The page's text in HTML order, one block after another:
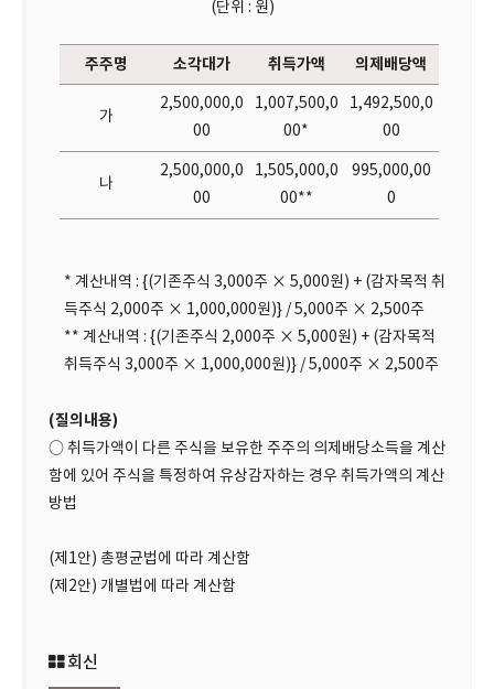
(단위 : 원)
주주명 소각대가 취득가액 의제배당액
가
2,500,000,0
00
1,007,500,0
00*
1,492,500,0
00
나
2,500,000,0
00
1,505,000,0
00**
995,000,00
0
* 계산내역 : {(기존주식 3,000주 × 5,000원) + (감자목적 취
득주식 2,000주 × 1,000,000원)} / 5,000주 × 2,500주
** 계산내역 : {(기존주식 2,000주 × 5,000원) + (감자목적
취득주식 3,000주 × 1,000,000원)} / 5,000주 × 2,500주
(질의내용)
○ 취득가액이 다른 주식을 보유한 주주의 의제배당소득을 계산
함에 있어 주식을 특정하여 유상감자하는 경우 취득가액의 계산
방법
(제1안) 총평균법에 따라 계산함
(제2안) 개별법에 따라 계산함
회신